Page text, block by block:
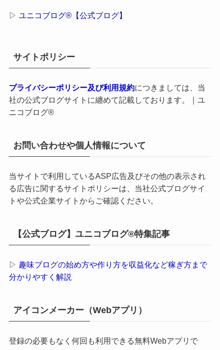
▷ ユニコブログ®【公式ブログ】
サイトポリシー
プライバシーポリシー及び利用規約につきましては、当
社の公式ブログサイトに纏めて記載しております。｜ユ
ニコブログ®
お問い合わせや個人情報について
当サイトで利用しているASP広告及びその他の表示され
る広告に関するサイトポリシーは、当社公式ブログサイ
トや公式企業サイトからご確認ください。
【公式ブログ】ユニコブログ®特集記事
▷ 趣味ブログの始め方や作り方を収益化など稼ぎ方まで
分かりやすく解説
アイコンメーカー（Webアプリ）
登録の必要もなく何回も利用できる無料Webアプリで